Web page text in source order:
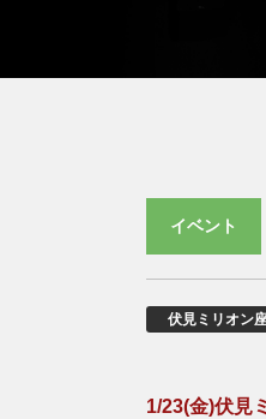
イベント
伏見ミリオン
1/23(金)伏見